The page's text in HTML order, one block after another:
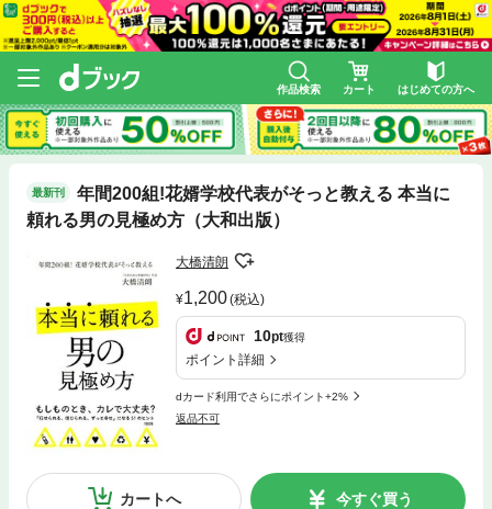
作品検索 カート はじめての方へ
最新刊
年間200組!花婿学校代表がそっと教える 本当に
頼れる男の見極め方（大和出版）
大橋清朗
1,200(税込)
10pt獲得
ポイント詳細
dカード利用でさらにポイント+2%
返品不可
カートへ 今すぐ買う